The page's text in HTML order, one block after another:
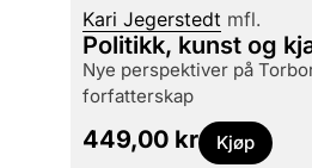
Kari Jegerstedt mfl.
Politikk, kunst og
nye perspektiver på Torborg Nedreaas’
forfatterskap
449,00 kr Kjøp